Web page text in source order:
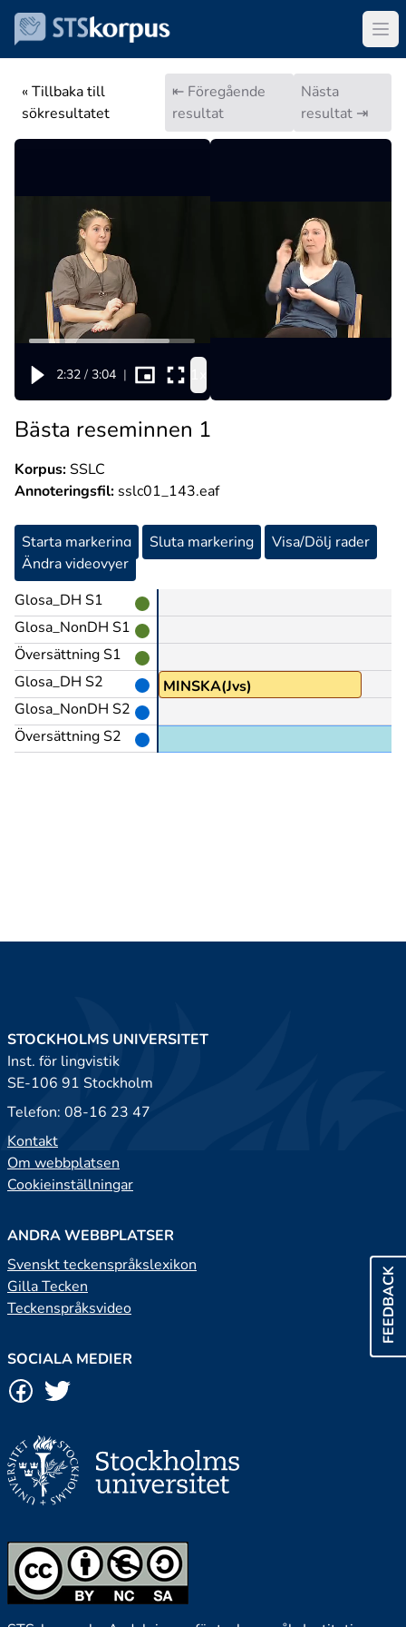
« Tillbaka till
sökresultatet
⇤ Föregående
resultat
Nästa
resultat ⇥
2:32 / 3:04 |
Bästa reseminnen 1
Korpus:SSLC
Annoteringsfil: sslc01_143.eaf
Starta markering Sluta markering
Visa/Dölj rader
Ändra videovyer
Glosa_DH S1
Glosa_NonDH S1
Översättning S1
Glosa_DH S2
Glosa_NonDH S2
Översättning S2
SÅ-ATT-SÄGAMINSKA(Jvs)
FEEDBACK
STOCKHOLMS UNIVERSITET
Inst. för lingvistik
SE-106 91 Stockholm
Telefon: 08-16 23 47
Kontakt
Om webbplatsen
Cookieinställningar
ANDRA WEBBPLATSER
Svenskt teckenspråkslexikon
Gilla Tecken
Teckenspråksvideo
SOCIALA MEDIER